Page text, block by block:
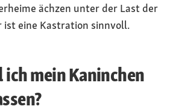
ächzen unter der Last der
ist eine Kastration sinnvoll.
mein Kaninchen